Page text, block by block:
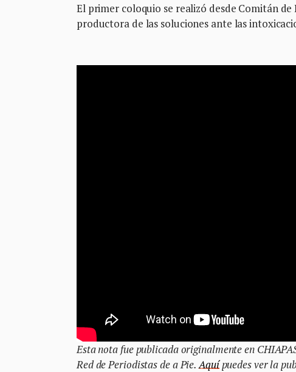
El primer coloquio se realizó desde Comitán
productora de las soluciones ante las
Esta nota fue publicada originalmente en
Red de Periodistas de a Pie.Aquípuedes ver la